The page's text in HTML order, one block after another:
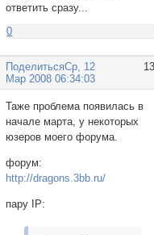
ответить сразу...
0
Поделиться 13
Ср, 12
Мар 2008 06:34:03
Таже проблема появилась в
начале марта, у некоторых
юзеров моего форума.
форум:
http://dragons.3bb.ru/
пару IP: